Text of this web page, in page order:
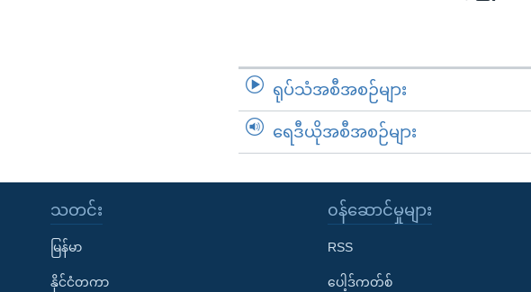
ရုပ်သံအစီအစဉ်များ
ရေဒီယိုအစီအစဉ်များ
သတင်း
မြန်မာ
နိုင်ငံတကာ
၀န်ဆောင်မှုများ
RSS
ပေါ့ဒ်ကတ်စ်